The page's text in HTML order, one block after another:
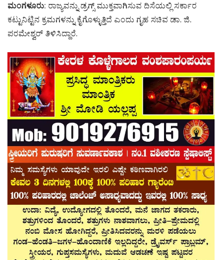
ಮಂಗಳೂರು: ರಾಜ್ಯವನ್ನು ಡ್ರಗ್ಸ್ ಮುಕ್ತವಾಗಿಸುವ ದಿಸೆಯಲ್ಲಿ ಸರ್ಕಾರ
ಕಟ್ಟುನಿಟ್ಟಿನ ಕ್ರಮಗಳನ್ನು ಕೈಗೊಳ್ಳುತ್ತಿದೆ ಎಂದು ಗೃಹ ಸಚಿವ ಡಾ. ಜಿ.
ಪರಮೇಶ್ವರ್ ತಿಳಿಸಿದ್ದಾರೆ.